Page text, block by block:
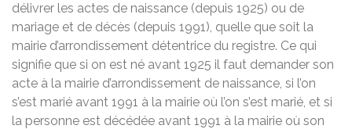
délivrer les actes de naissance (depuis 1925) ou de
mariage et de décès (depuis 1991), quelle que soit la
mairie d’arrondissement détentrice du registre. Ce qui
signifie que si on est né avant 1925 il faut demander son
acte à la mairie d’arrondissement de naissance, si l’on
s’est marié avant 1991 à la mairie où l’on s’est marié, et si
la personne est décédée avant 1991 à la mairie où son